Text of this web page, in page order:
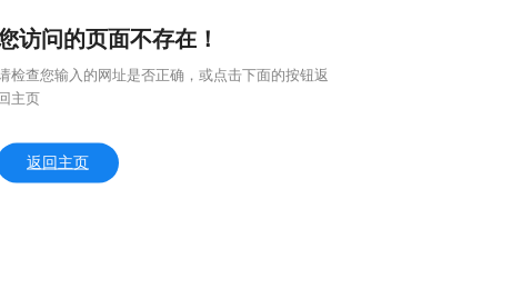
访问的页面不存在！
检查您输入的网址是否正确，或点击下面的按钮返
主页
返回主页